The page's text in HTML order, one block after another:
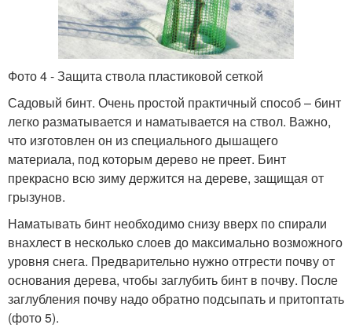
Фото 4 - Защита ствола пластиковой сеткой
Садовый бинт. Очень простой практичный способ – бинт
легко разматывается и наматывается на ствол. Важно,
что изготовлен он из специального дышащего
материала, под которым дерево не преет. Бинт
прекрасно всю зиму держится на дереве, защищая от
грызунов.
Наматывать бинт необходимо снизу вверх по спирали
внахлест в несколько слоев до максимально возможного
уровня снега. Предварительно нужно отгрести почву от
основания дерева, чтобы заглубить бинт в почву. После
заглубления почву надо обратно подсыпать и притоптать
(фото 5).